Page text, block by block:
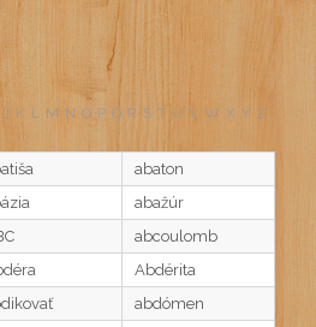
J K L M N O P Q R S T U V W X Y Z
abaton
abažúr
abcoulomb
Abdérita
abdómen